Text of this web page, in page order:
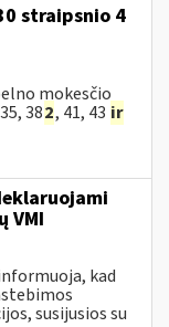
straipsnio 4
mokesčio
382, 41, 43 ir
VMI
kad
susijusios su